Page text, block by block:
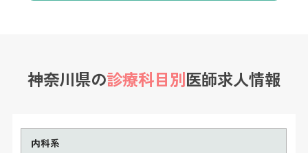
神奈川県の診療科目別医師求人情報
内科系